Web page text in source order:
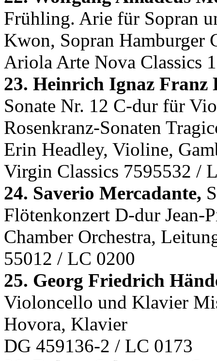
Frühling. Arie für Sopran
Kwon, Sopran Hamburger
Ariola Arte Nova Classics
23. Heinrich Ignaz Franz
Sonate Nr. 12 C-dur für
Rosenkranz-Sonaten
Erin Headley, Violine,
Virgin Classics 7595532 /
24. Saverio Mercadante,
Flötenkonzert D-dur Jean-
Chamber Orchestra,
55012 / LC 0200
25. Georg Friedrich
Violoncello und Klavier
Hovora, Klavier
DG 459136-2 / LC 0173